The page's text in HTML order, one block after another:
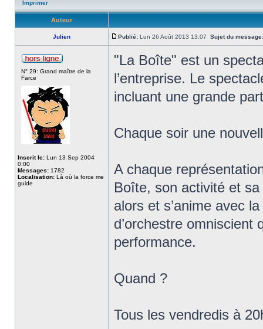
Imprimer
Auteur
Julien Publié: Lun 26 Août 2013 13:07 Sujet du message:
N° 29: Grand maître de la
Farce
Inscrit le: Lun 13 Sep 2004
0:00
Messages: 1782
Localisation: Là où la force me
guide
"La Boîte" est un
l’entreprise. Le
incluant une grande
Chaque soir une
A chaque
Boîte, son activité et
alors et s’anime avec
d’orchestre omniscient
performance.
Quand ?
Tous les vendredis à